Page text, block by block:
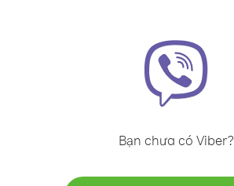
Bạn chưa có Viber?